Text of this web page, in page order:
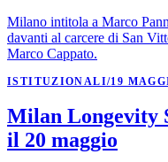
Milano intitola a Marco
davanti al carcere di San
Marco Cappato.
ISTITUZIONALI/19
Milan Longevity
il 20 maggio